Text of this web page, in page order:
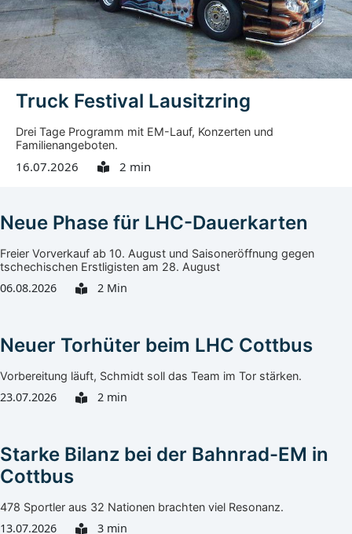
die kommende Saison hinaus fortgesetzt werden.
Truck Festival Lausitzring
Drei Tage Programm mit EM-Lauf, Konzerten und
Familienangeboten.
16.07.2026 2 min
Neue Phase für LHC-Dauerkarten
Freier Vorverkauf ab 10. August und Saisoneröffnung gegen
tschechischen Erstligisten am 28. August
06.08.2026 2 Min
Neuer Torhüter beim LHC Cottbus
Vorbereitung läuft, Schmidt soll das Team im Tor stärken.
23.07.2026 2 min
Starke Bilanz bei der Bahnrad-EM in
Cottbus
478 Sportler aus 32 Nationen brachten viel Resonanz.
13.07.2026 3 min